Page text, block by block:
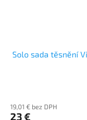
Solo sada těsnění
19,01 € bez DPH
23 €